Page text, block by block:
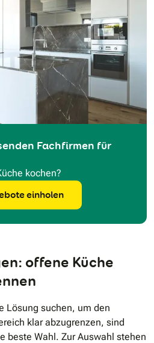
Fachfirmen für
kochen?
einholen
offene Küche
Lösung suchen, um den
klar abzugrenzen, sind
beste Wahl. Zur Auswahl stehen